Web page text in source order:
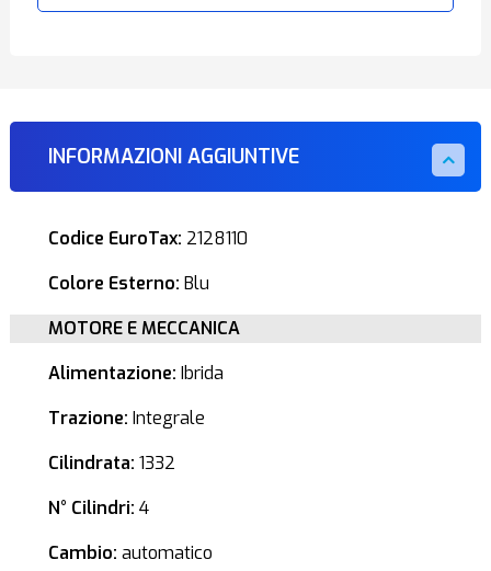
INFORMAZIONI AGGIUNTIVE
Codice EuroTax: 2128110
Colore Esterno: Blu
MOTORE E MECCANICA
Alimentazione: Ibrida
Trazione: Integrale
Cilindrata: 1332
N° Cilindri: 4
Cambio: automatico